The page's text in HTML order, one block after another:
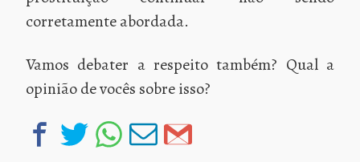
corretamente abordada.
Vamos debater a respeito também? Qual a
opinião de vocês sobre isso?